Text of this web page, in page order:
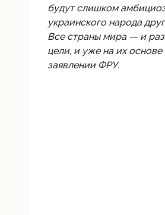
будут слишком
украинского народа
Все страны мира — и
цели, и уже на их
заявлении ФРУ.